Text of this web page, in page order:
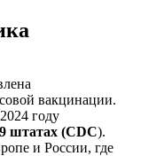
вакцинации.
году
штатах (CDC).
и России, где